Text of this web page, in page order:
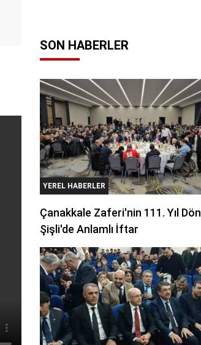
SON HABERLER
YEREL HABERLER
Çanakkale Zaferi'nin 111. Yıl
Şişli'de Anlamlı İftar